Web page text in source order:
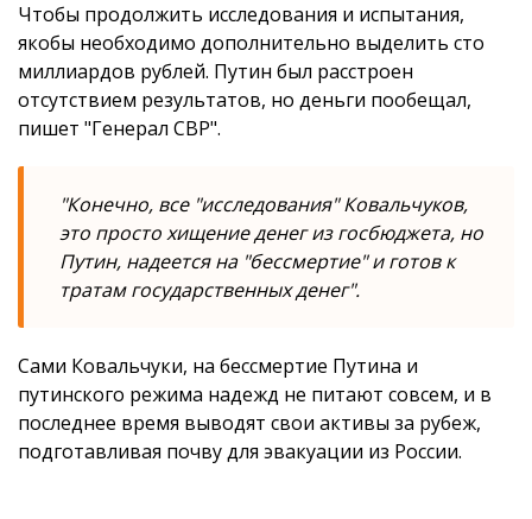
Чтобы продолжить исследования и испытания,
якобы необходимо дополнительно выделить сто
миллиардов рублей. Путин был расстроен
отсутствием результатов, но деньги пообещал,
пишет "Генерал СВР".
"Конечно, все "исследования" Ковальчуков,
это просто хищение денег из госбюджета, но
Путин, надеется на "бессмертие" и готов к
тратам государственных денег".
Сами Ковальчуки, на бессмертие Путина и
путинского режима надежд не питают совсем, и в
последнее время выводят свои активы за рубеж,
подготавливая почву для эвакуации из России.